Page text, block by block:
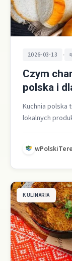
2026-03-13 •
Czym
polska i
Kuchnia polska
lokalnych
KULINARIA